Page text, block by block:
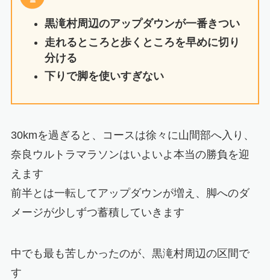
黒滝村周辺のアップダウンが一番きつい
走れるところと歩くところを早めに切り
分ける
下りで脚を使いすぎない
30kmを過ぎると、コースは徐々に山間部へ入り、
奈良ウルトラマラソンはいよいよ本当の勝負を迎
えます
前半とは一転してアップダウンが増え、脚へのダ
メージが少しずつ蓄積していきます
中でも最も苦しかったのが、黒滝村周辺の区間で
す